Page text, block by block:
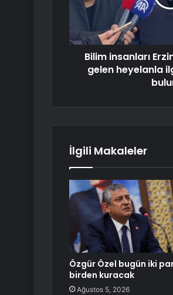
Bilim insanları
gelen heyelanla
İlgili Makaleler
Özgür Özel bugün iki
birden kuracak
Ağustos 5, 2026